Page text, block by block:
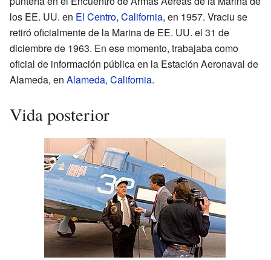
los EE. UU. en El Centro, California, en 1957. Vraciu se
retiró oficialmente de la Marina de EE. UU. el 31 de
diciembre de 1963. En ese momento, trabajaba como
oficial de información pública en la Estación Aeronaval de
Alameda, en Alameda, California.
Vida posterior